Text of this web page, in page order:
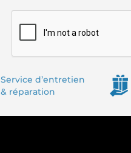
Service d’entretien
& réparation